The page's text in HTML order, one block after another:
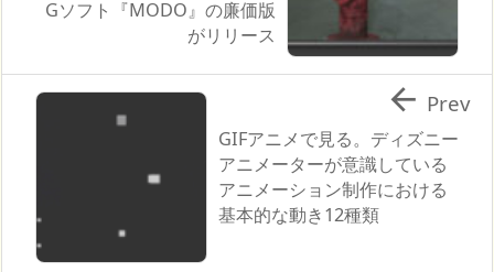
Gソフト『MODO』の廉価版
がリリース
GIFアニメで見る。ディズニー
アニメーターが意識している
アニメーション制作における
基本的な動き12種類
 Prev